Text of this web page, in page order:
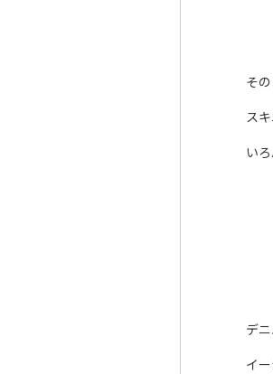
そ
ス
い
デ
イ